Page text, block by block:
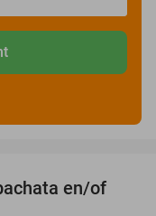
56%
en/of